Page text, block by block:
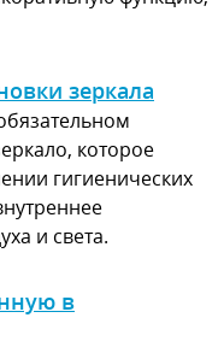
зеркала
которое
гигиенических
и света.
в